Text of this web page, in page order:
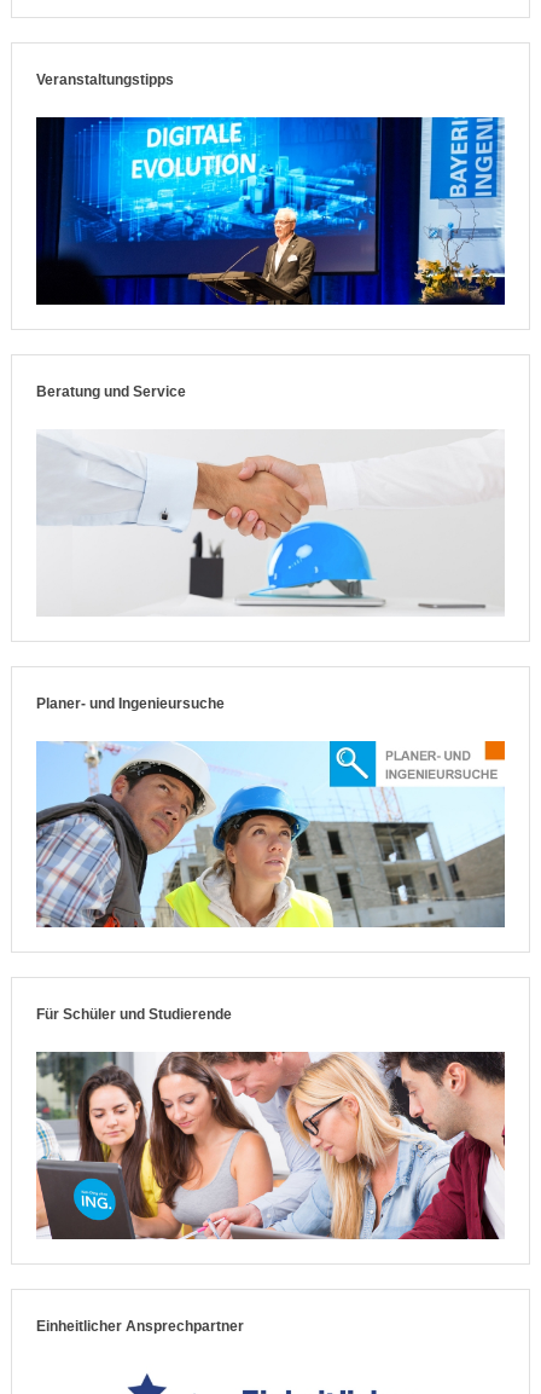
Veranstaltungstipps
Beratung und Service
Planer- und Ingenieursuche
Für Schüler und Studierende
Einheitlicher Ansprechpartner